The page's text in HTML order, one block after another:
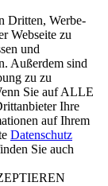
Dritten, Werbe-
Webseite zu
und
Außerdem sind
zu zu
Sie auf ALLE
Ihre
auf Ihrem
Datenschutz
Sie auch